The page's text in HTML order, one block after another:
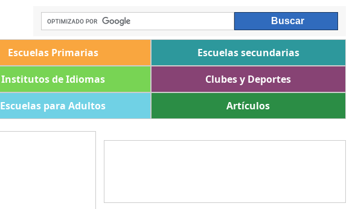
Escuelas Primarias
Escuelas secundarias
Institutos de Idiomas
Clubes y Deportes
Escuelas para Adultos Artículos